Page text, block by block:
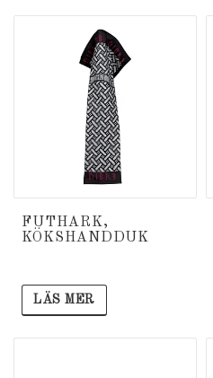
FUTHARK,
KÖKSHANDDUK
LÄS MER